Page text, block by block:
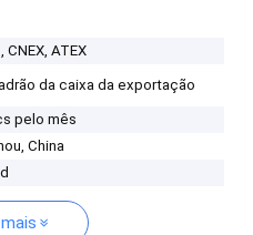
CNEX, ATEX
da caixa da exportação
pelo mês
China